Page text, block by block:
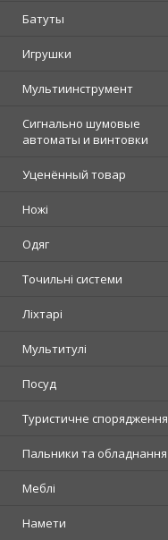
Батуты
Игрушки
Мультиинструмент
Сигнально шумовые
автоматы и винтовки
Уценённый товар
Ножі
Одяг
Точильні системи
Ліхтарі
Мультитулі
Посуд
Туристичне спорядження
Пальники та обладнання
Меблі
Намети